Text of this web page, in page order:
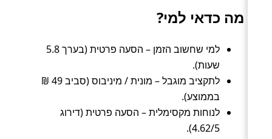
מה כדאי למי?
למי שחשוב הזמן – הסעה פרטית (בערך 5.8
שעות).
לתקציב מוגבל – מונית / מיניבוס (סביב 49 ₪
בממוצע).
לנוחות מקסימלית – הסעה פרטית (דירוג
4.62/5).